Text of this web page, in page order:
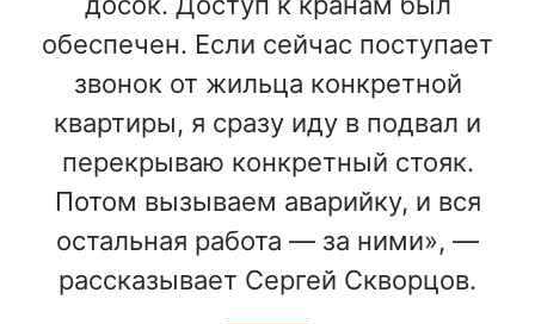
обеспечен. Если сейчас поступает
звонок от жильца конкретной
квартиры, я сразу иду в подвал и
перекрываю конкретный стояк.
Потом вызываем аварийку, и вся
остальная работа — за ними», —
рассказывает Сергей Скворцов.